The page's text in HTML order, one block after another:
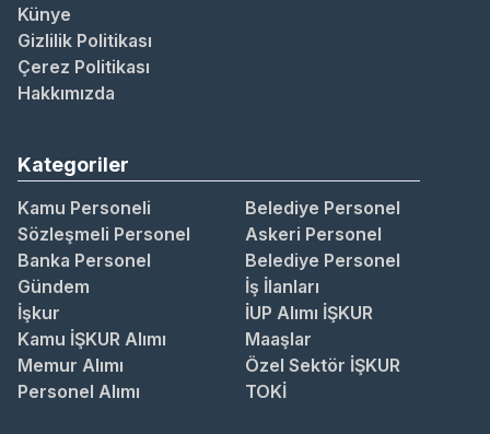
Künye
Gizlilik Politikası
Çerez Politikası
Hakkımızda
Kategoriler
Kamu Personeli
Belediye Personel
Sözleşmeli Personel
Askeri Personel
Banka Personel
Belediye Personel
Gündem
İş İlanları
İşkur
İUP Alımı İŞKUR
Kamu İŞKUR Alımı
Maaşlar
Memur Alımı
Özel Sektör İŞKUR
Personel Alımı
TOKİ